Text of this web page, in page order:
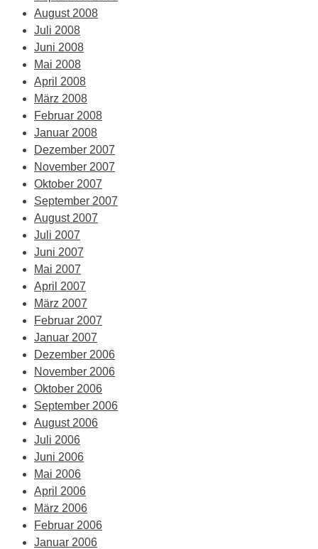
August 2008
Juli 2008
Juni 2008
Mai 2008
April 2008
März 2008
Februar 2008
Januar 2008
Dezember 2007
November 2007
Oktober 2007
September 2007
August 2007
Juli 2007
Juni 2007
Mai 2007
April 2007
März 2007
Februar 2007
Januar 2007
Dezember 2006
November 2006
Oktober 2006
September 2006
August 2006
Juli 2006
Juni 2006
Mai 2006
April 2006
März 2006
Februar 2006
Januar 2006